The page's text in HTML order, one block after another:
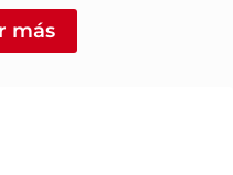
más